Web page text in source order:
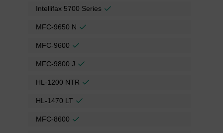
Intellifax 5700 Series
MFC-9650 N
MFC-9600
MFC-9800 J
HL-1200 NTR
HL-1470 LT
MFC-8600